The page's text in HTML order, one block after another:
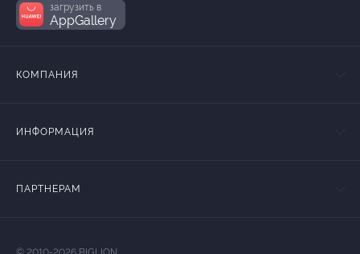
загрузить в
AppGallery
КОМПАНИЯ
ИНФОРМАЦИЯ
ПАРТНЕРАМ